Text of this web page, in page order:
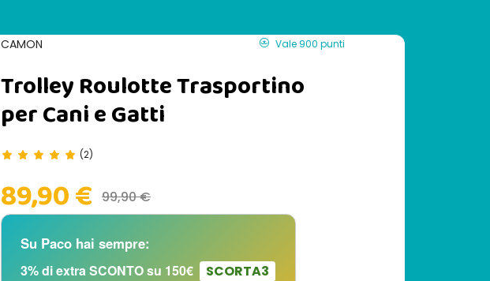
CAMON Vale 900 punti
Trolley Roulotte Trasportino
per Cani e Gatti
(2)
89,90 € 99,90 €
Su Paco hai sempre:
3% di extra SCONTO su 150€
SCORTA3